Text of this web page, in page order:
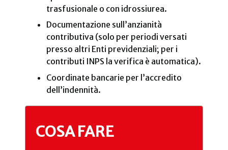
trasfusionale o con idrossiurea.
Documentazione sull’anzianità
contributiva (solo per periodi versati
presso altri Enti previdenziali; per i
contributi INPS la verifica è automatica).
Coordinate bancarie per l’accredito
dell’indennità.
COSA FARE